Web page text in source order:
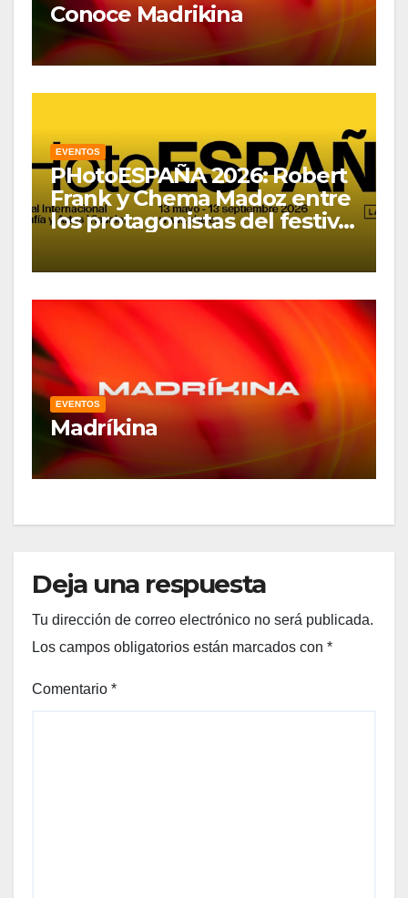
Conoce Madrikina
EVENTOS
PHotoESPAÑA 2026: Robert
Frank y Chema Madoz entre
los protagonistas del festival
EVENTOS
Madríkina
Deja una respuesta
Tu dirección de correo electrónico no será publicada.
Los campos obligatorios están marcados con *
Comentario *